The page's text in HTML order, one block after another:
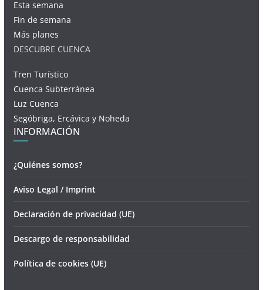
Esta semana
Fin de semana
Más planes
DESCUBRE CUENCA
Tren Turístico
Cuenca Subterránea
Luz Cuenca
Segóbriga, Ercávica y Noheda
INFORMACIÓN
¿Quiénes somos?
Aviso Legal / Imprint
Declaración de privacidad (UE)
Descargo de responsabilidad
Política de cookies (UE)